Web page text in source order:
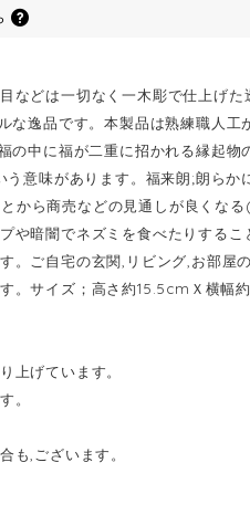
などは一切なく一木彫で仕上げ
逸品です。本製品は熟練職人
中に福が二重に招かれる縁起
意味があります。福来朗;朗らか
から商売などの見通しが良くな
や暗闇でネズミを食べたりする
。ご自宅の玄関,リビング,お部屋
。サイズ；高さ約15.5cmＸ横幅
上げています。
。
も,ございます。